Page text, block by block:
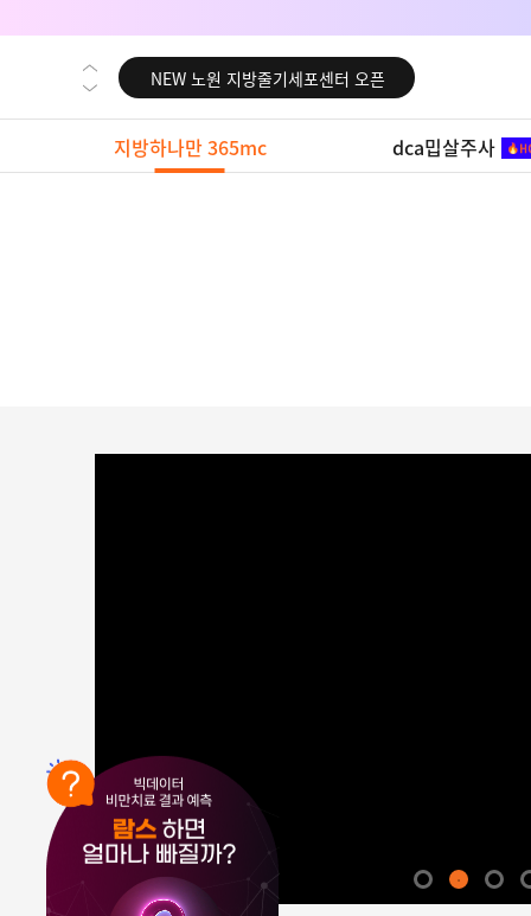
NEW 대전 지방줄기세포센터 오픈
NEW 노원 지방줄기세포센터 오픈
NEW 미국 LA점 오픈
NEW 부산 지방줄기세포센터 오픈
NEW 영등포 지방줄기세포센터 오픈
지방하나만 365mc dca밉살주사